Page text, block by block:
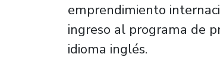
emprendimiento
ingreso al programa de
idioma inglés.